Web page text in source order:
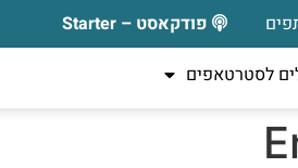
פודקאסט – Starter
לסטרטאפים